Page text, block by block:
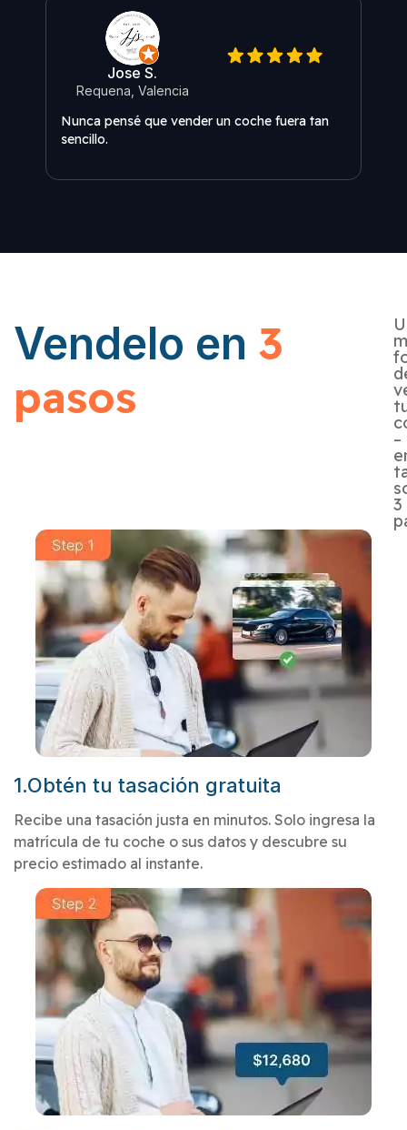
Jose S.
Requena, Valencia
Nunca pensé que vender un coche fuera tan
sencillo.
Vendelo en 3
pasos
–
3
1.Obtén tu tasación gratuita
Recibe una tasación justa en minutos. Solo ingresa la
matrícula de tu coche o sus datos y descubre su
precio estimado al instante.